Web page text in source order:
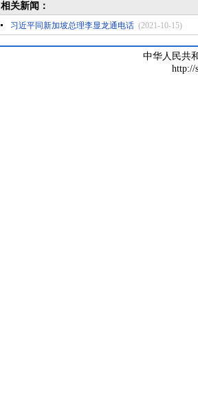
相关新闻：
习近平同新加坡总理李显龙通电话 (2021-10-15)
中华人民共
http://